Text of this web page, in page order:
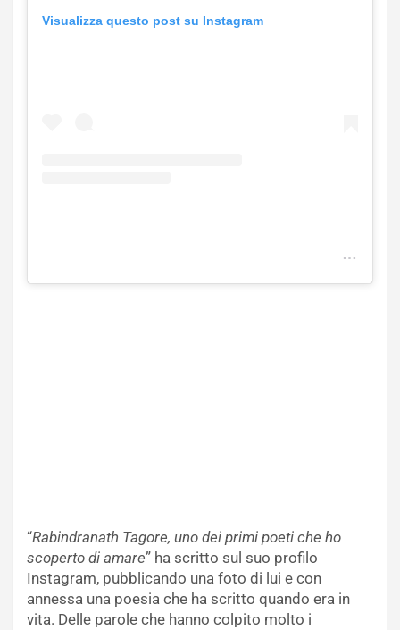
Visualizza questo post su Instagram
“Rabindranath Tagore, uno dei primi poeti che ho
scoperto di amare” ha scritto sul suo profilo
Instagram, pubblicando una foto di lui e con
annessa una poesia che ha scritto quando era in
vita. Delle parole che hanno colpito molto i